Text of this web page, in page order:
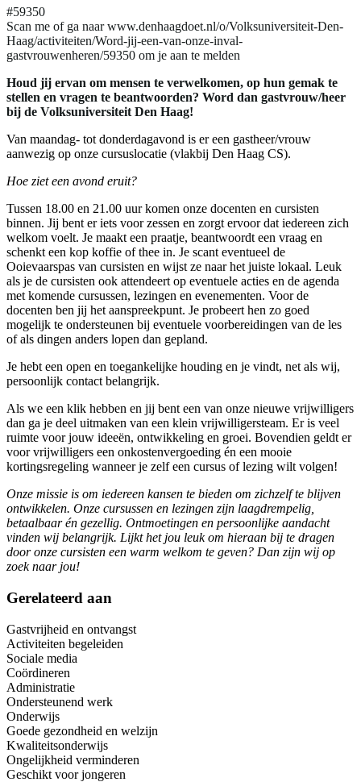
#59350
Scan me of ga naar www.denhaagdoet.nl/o/Volksuniversiteit-Den-
Haag/activiteiten/Word-jij-een-van-onze-inval-
gastvrouwenheren/59350 om je aan te melden
Houd jij ervan om mensen te verwelkomen, op hun gemak te
stellen en vragen te beantwoorden? Word dan gastvrouw/heer
bij de Volksuniversiteit Den Haag!
Van maandag- tot donderdagavond is er een gastheer/vrouw
aanwezig op onze cursuslocatie (vlakbij Den Haag CS).
Hoe ziet een avond eruit?
Tussen 18.00 en 21.00 uur komen onze docenten en cursisten
binnen. Jij bent er iets voor zessen en zorgt ervoor dat iedereen zich
welkom voelt. Je maakt een praatje, beantwoordt een vraag en
schenkt een kop koffie of thee in. Je scant eventueel de
Ooievaarspas van cursisten en wijst ze naar het juiste lokaal. Leuk
als je de cursisten ook attendeert op eventuele acties en de agenda
met komende cursussen, lezingen en evenementen. Voor de
docenten ben jij het aanspreekpunt. Je probeert hen zo goed
mogelijk te ondersteunen bij eventuele voorbereidingen van de les
of als dingen anders lopen dan gepland.
Je hebt een open en toegankelijke houding en je vindt, net als wij,
persoonlijk contact belangrijk.
Als we een klik hebben en jij bent een van onze nieuwe vrijwilligers
dan ga je deel uitmaken van een klein vrijwilligersteam. Er is veel
ruimte voor jouw ideeën, ontwikkeling en groei. Bovendien geldt er
voor vrijwilligers een onkostenvergoeding én een mooie
kortingsregeling wanneer je zelf een cursus of lezing wilt volgen!
Onze missie is om iedereen kansen te bieden om zichzelf te blijven
ontwikkelen. Onze cursussen en lezingen zijn laagdrempelig,
betaalbaar én gezellig. Ontmoetingen en persoonlijke aandacht
vinden wij belangrijk. Lijkt het jou leuk om hieraan bij te dragen
door onze cursisten een warm welkom te geven? Dan zijn wij op
zoek naar jou!
Gerelateerd aan
Gastvrijheid en ontvangst
Activiteiten begeleiden
Sociale media
Coördineren
Administratie
Ondersteunend werk
Onderwijs
Goede gezondheid en welzijn
Kwaliteitsonderwijs
Ongelijkheid verminderen
Geschikt voor jongeren